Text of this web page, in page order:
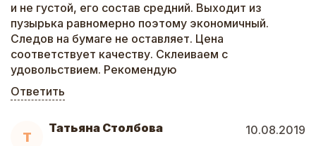
и не густой, его состав средний. Выходит из
пузырька равномерно поэтому экономичный.
Следов на бумаге не оставляет. Цена
соответствует качеству. Склеиваем с
удовольствием. Рекомендую
Ответить
Т
Татьяна Столбова
10.08.2019